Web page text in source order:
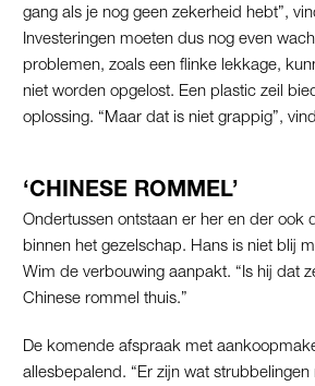
gang als je nog geen zekerheid hebt”,
Investeringen moeten dus nog even
problemen, zoals een flinke lekkage,
niet worden opgelost. Een plastic zeil
oplossing. “Maar dat is niet grappig”,
‘CHINESE ROMMEL’
Ondertussen ontstaan er her en der ook
binnen het gezelschap. Hans is niet blij
Wim de verbouwing aanpakt. “Is hij dat
Chinese rommel thuis.”
De komende afspraak met
allesbepalend. “Er zijn wat